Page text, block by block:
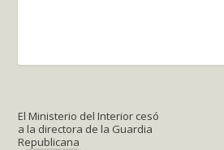
El Ministerio del Interior cesó
a la directora de la Guardia
Republicana